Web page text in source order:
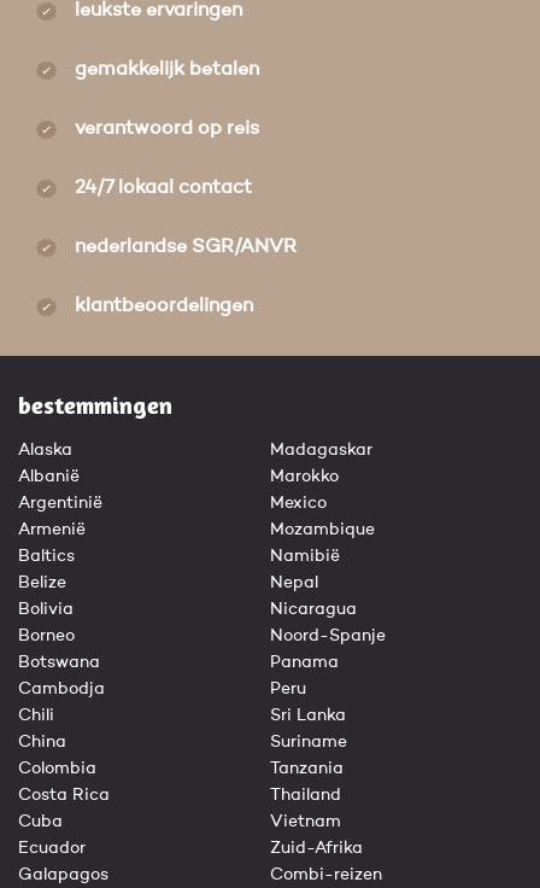
leukste ervaringen
gemakkelijk betalen
verantwoord op reis
24/7 lokaal contact
nederlandse SGR/ANVR
klantbeoordelingen
bestemmingen
Alaska
Albanië
Argentinië
Armenië
Baltics
Belize
Bolivia
Borneo
Botswana
Cambodja
Chili
China
Colombia
Costa Rica
Cuba
Ecuador
Galapagos
Madagaskar
Marokko
Mexico
Mozambique
Namibië
Nepal
Nicaragua
Noord-Spanje
Panama
Peru
Sri Lanka
Suriname
Tanzania
Thailand
Vietnam
Zuid-Afrika
Combi-reizen